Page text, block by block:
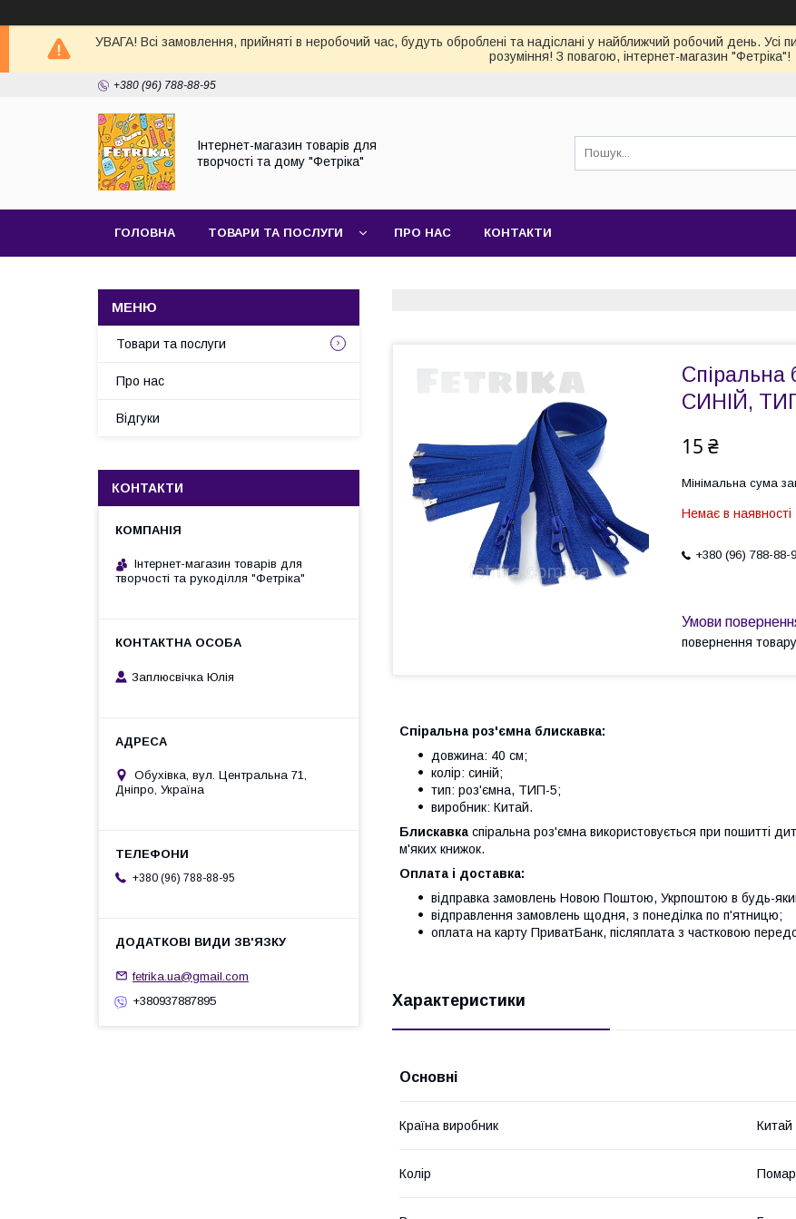
УВАГА! Всі замовлення, прийняті в неробочий час, будуть оброблені та надіслані у найближчий робочий день.
розуміння! З повагою, інтернет-магазин "Фетріка"!
+380 (96) 788-88-95
Інтернет-магазин товарів для
творчості та дому "Фетріка"
ГОЛОВНА ТОВАРИ ТА ПОСЛУГИ ПРО НАС КОНТАКТИ
Спіральна
СИНІЙ,
15 ₴
Мінімальна сума
Немає в наявності
+380 (96) 788-88-
повернення
Спіральна роз'ємна блискавка:
довжина: 40 см;
колір: синій;
тип: роз'ємна, ТИП-5;
виробник: Китай.
Блискавка спіральна роз'ємна використовується при пошитті
м'яких книжок.
Оплата і доставка:
відправка замовлень Новою Поштою, Укрпоштою в будь-
відправлення замовлень щодня, з понеділка по п'ятницю;
оплата на карту ПриватБанк, післяплата з частковою
Характеристики
Основні
Країна виробник Китай
Колір
Товари та послуги
Про нас
Відгуки
КОНТАКТИ
Інтернет-магазин товарів для
творчості та рукоділля "Фетріка"
Заплюсвічка Юлія
Обухівка, вул. Центральна 71,
Дніпро, Україна
+380 (96) 788-88-95
fetrika.ua@gmail.com
+380937887895